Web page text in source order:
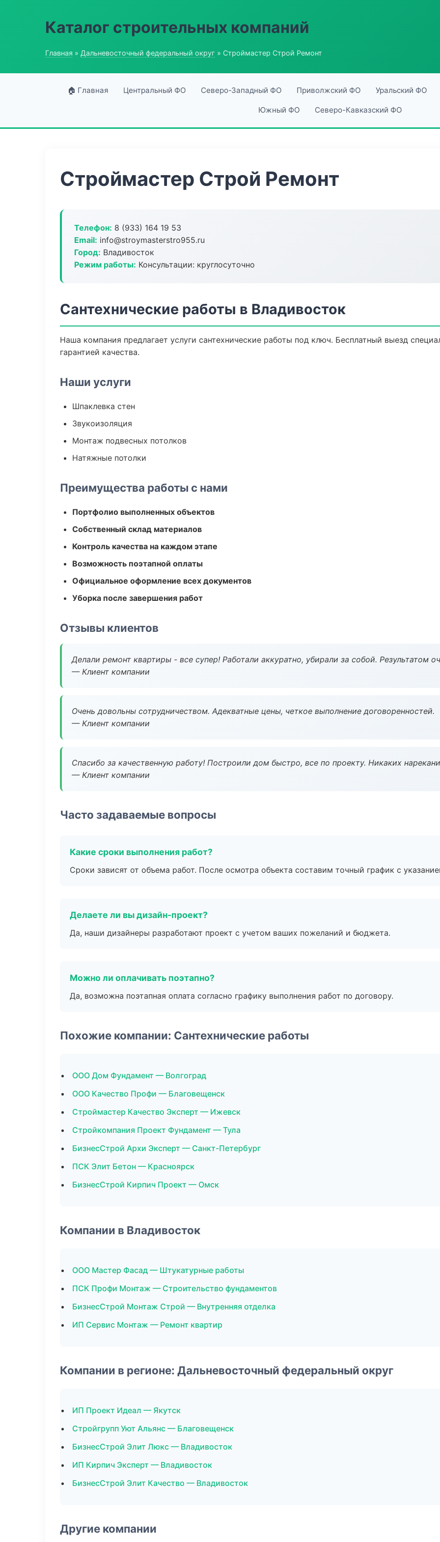
Каталог строительных компаний
Главная » Дальневосточный федеральный округ » Строймастер Строй Ремонт
🏠 Главная Центральный ФО Северо-Западный ФО Приволжский ФО Уральский ФО
Южный ФО Северо-Кавказский ФО
Строймастер Строй Ремонт
Телефон: 8 (933) 164 19 53
Email: info@stroymasterstro955.ru
Город: Владивосток
Режим работы: Консультации: круглосуточно
Сантехнические работы в Владивосток
Наша компания предлагает услуги сантехнические работы под ключ. Бесплатный выезд
гарантией качества.
Наши услуги
Шпаклевка стен
Звукоизоляция
Монтаж подвесных потолков
Натяжные потолки
Преимущества работы с нами
Портфолио выполненных объектов
Собственный склад материалов
Контроль качества на каждом этапе
Возможность поэтапной оплаты
Официальное оформление всех документов
Уборка после завершения работ
Отзывы клиентов
Делали ремонт квартиры - все супер! Работали аккуратно, убирали за собой. Результатом
— Клиент компании
Очень довольны сотрудничеством. Адекватные цены, четкое выполнение договоренностей.
— Клиент компании
Спасибо за качественную работу! Построили дом быстро, все по проекту. Никаких
— Клиент компании
Часто задаваемые вопросы
Какие сроки выполнения работ?
Сроки зависят от объема работ. После осмотра объекта составим точный график с
Делаете ли вы дизайн-проект?
Да, наши дизайнеры разработают проект с учетом ваших пожеланий и бюджета.
Можно ли оплачивать поэтапно?
Да, возможна поэтапная оплата согласно графику выполнения работ по договору.
Похожие компании: Сантехнические работы
ООО Дом Фундамент — Волгоград
ООО Качество Профи — Благовещенск
Строймастер Качество Эксперт — Ижевск
Стройкомпания Проект Фундамент — Тула
БизнесСтрой Архи Эксперт — Санкт-Петербург
ПСК Элит Бетон — Красноярск
БизнесСтрой Кирпич Проект — Омск
Компании в Владивосток
ООО Мастер Фасад — Штукатурные работы
ПСК Профи Монтаж — Строительство фундаментов
БизнесСтрой Монтаж Строй — Внутренняя отделка
ИП Сервис Монтаж — Ремонт квартир
Компании в регионе: Дальневосточный федеральный округ
ИП Проект Идеал — Якутск
Стройгрупп Уют Альянс — Благовещенск
БизнесСтрой Элит Люкс — Владивосток
ИП Кирпич Эксперт — Владивосток
БизнесСтрой Элит Качество — Владивосток
Другие компании